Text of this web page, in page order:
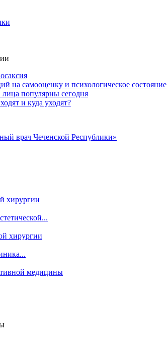
на самооценку и психологическое состояние
популярны сегодня
и куда уходят?
врач Чеченской Республики»
хирургии
хирургии
медицины